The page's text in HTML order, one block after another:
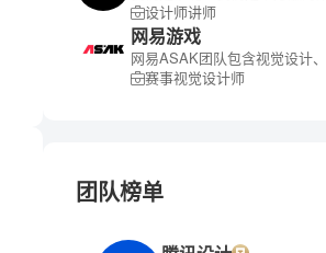
设计师讲师
网易游戏
赛事视觉设计师
团队榜单